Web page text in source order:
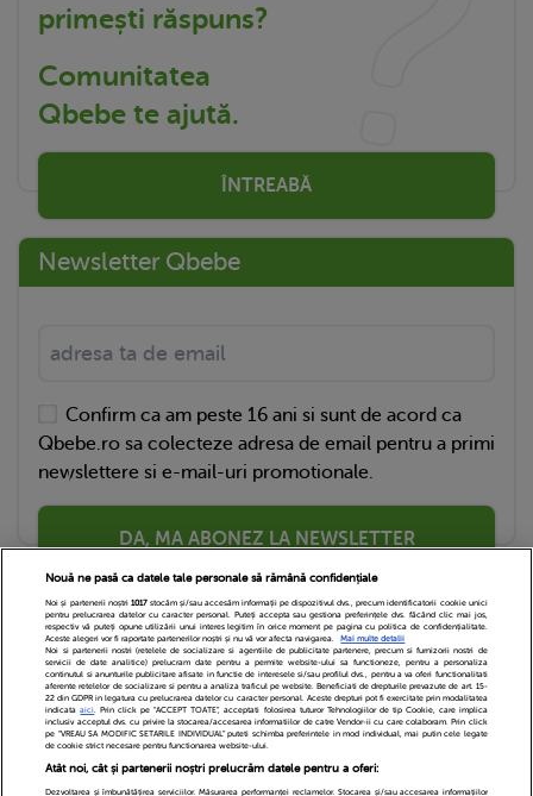
primești răspuns?
Comunitatea
Qbebe te ajută.
ÎNTREABĂ
Newsletter Qbebe
Confirm ca am peste 16 ani si sunt de acord ca
Qbebe.ro sa colecteze adresa de email pentru a primi
newslettere si e-mail-uri promotionale.
DA, MA ABONEZ LA NEWSLETTER
Echipa Editoriala Newsletter
Contact
Cariere
Cookies Politica de confidentialitate
Nouă ne pasă ca datele tale personale să rămână confidențiale
Noi și partenerii noștri 1017stocăm și/sau accesăm informații pe dispozitivul dvs., precum identificatorii cookie unici
pentru prelucrarea datelor cu caracter personal. Puteți accepta sau gestiona preferințele dvs. făcând clic mai jos,
respectiv vă puteți opune utilizării unui interes legitim în orice moment pe pagina cu politica de confidențialitate.
Aceste alegeri vor fi raportate partenerilor noștri și nu vă vor afecta navigarea.
Mai multe detalii
Noi si partenerii nostri (retelele de socializare si agentiile de publicitate partenere, precum si furnizorii nostri de
servicii de date analitice) prelucram date pentru a permite website-ului sa functioneze, pentru a personaliza
continutul si anunturile publicitare afisate in functie de interesele si/sau profilul dvs., pentru a va oferi functionalitati
aferente retelelor de socializare si pentru a analiza traficul pe website. Beneficiati de drepturile prevazute de art. 15-
22 din GDPR in legatura cu prelucrarea datelor cu caracter personal. Aceste drepturi pot fi exercitate prin modalitatea
indicataaici. Prin click pe “ACCEPT TOATE”, acceptati folosirea tuturor Tehnologiilor de tip Cookie, care implica
inclusiv acceptul dvs. cu privire la stocarea/accesarea informatiilor de catre Vendor-ii cu care colaboram. Prin click
pe “VREAU SA MODIFIC SETARILE INDIVIDUAL” puteti schimba preferintele in mod individual, mai putin cele legate
de cookie strict necesare pentru functionarea website-ului.
Atât noi, cât și partenerii noștri prelucrăm datele pentru a oferi:
Dezvoltarea și îmbunătățirea serviciilor. Măsurarea performanței reclamelor. Stocarea și/sau accesarea informațiilor